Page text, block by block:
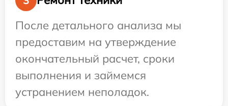
После детального анализа мы
предоставим на утверждение
окончательный расчет, сроки
выполнения и займемся
устранением неполадок.